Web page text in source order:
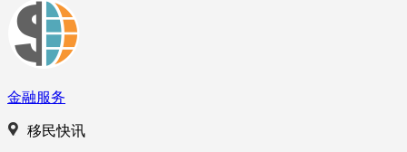
金融服务
移民快讯